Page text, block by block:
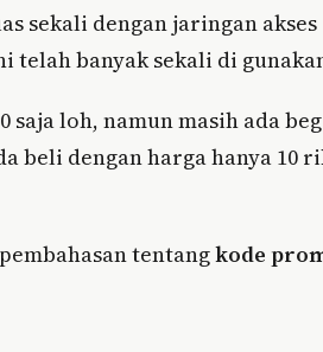
sekali dengan jaringan akses
banyak sekali di
saja loh, namun masih ada
beli dengan harga hanya 10
tentangkode